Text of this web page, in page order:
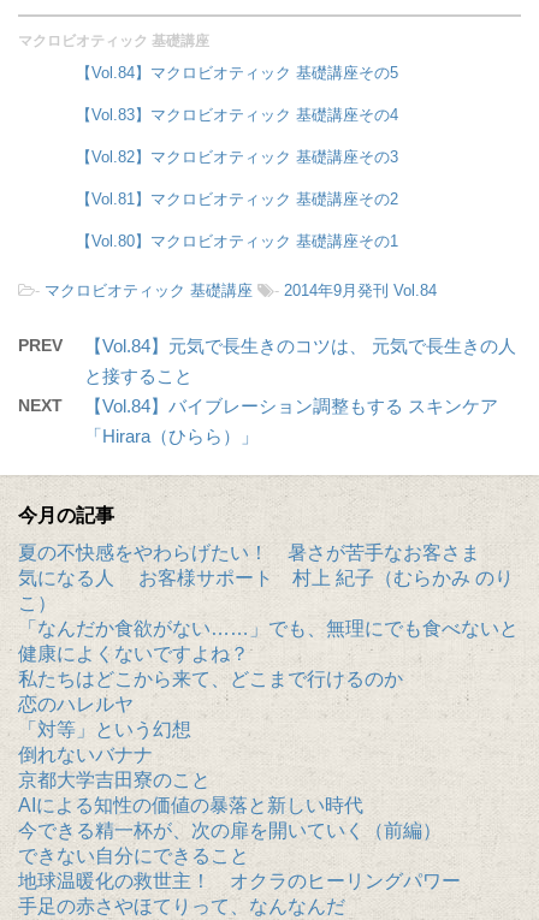
マクロビオティック 基礎講座
【Vol.84】マクロビオティック 基礎講座その5
【Vol.83】マクロビオティック 基礎講座その4
【Vol.82】マクロビオティック 基礎講座その3
【Vol.81】マクロビオティック 基礎講座その2
【Vol.80】マクロビオティック 基礎講座その1
- マクロビオティック 基礎講座 - 2014年9月発刊 Vol.84
PREV
【Vol.84】元気で長生きのコツは、 元気で長生きの人
と接すること
NEXT
【Vol.84】バイブレーション調整もする スキンケア
「Hirara（ひらら）」
今月の記事
夏の不快感をやわらげたい！ 暑さが苦手なお客さま
気になる人 お客様サポート 村上 紀子（むらかみ のり
こ）
「なんだか食欲がない……」でも、無理にでも食べないと
健康によくないですよね？
私たちはどこから来て、どこまで行けるのか
恋のハレルヤ
「対等」という幻想
倒れないバナナ
京都大学吉田寮のこと
AIによる知性の価値の暴落と新しい時代
今できる精一杯が、次の扉を開いていく（前編）
できない自分にできること
地球温暖化の救世主！ オクラのヒーリングパワー
手足の赤さやほてりって、なんなんだ